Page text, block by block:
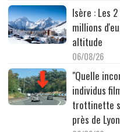
Isère : Les
millions
altitude
06/08/26
"Quelle
individus
trottinette
près de Lyon